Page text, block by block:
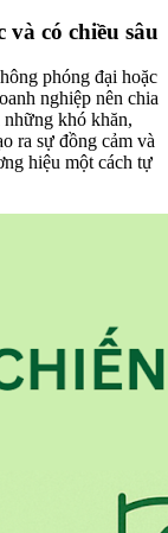
có chiều sâu
phóng đại hoặc
nghiệp nên chia
những khó khăn,
ra sự đồng cảm và
hiệu một cách tự